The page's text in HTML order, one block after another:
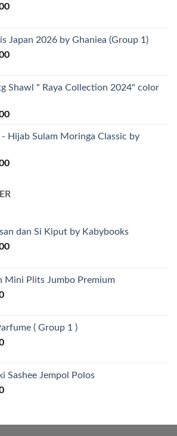
Japan 2026 by Ghaniea (Group 1)
Shawl " Raya Collection 2024" color
- Hijab Sulam Moringa Classic by
dan Si Kiput by Kabybooks
Mini Plits Jumbo Premium
( Group 1 )
Sashee Jempol Polos